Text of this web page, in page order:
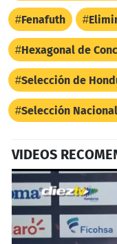
Fenafuth
Hexagonal de
Selección de
Selección
VIDEOS